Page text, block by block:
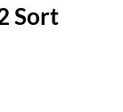
Sort